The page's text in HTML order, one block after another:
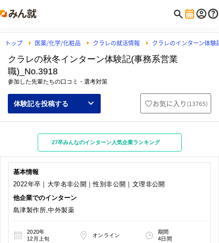
トップ 医薬/化学/化粧品 クラレの就活情報 クラレのインターン体験
クラレの秋冬インターン体験記(事務系営業
職)_No.3918
参加した先輩たちの口コミ・選考対策
体験記を投稿する お気に入り (13765)
27卒みんなのインターン人気企業ランキング
基本情報
2022年卒｜大学名非公開｜性別非公開｜文理非公開
他企業でのインターン
島津製作所,中外製薬
2020年
12月上旬
オンライン
期間
4日間